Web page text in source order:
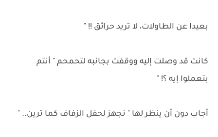
بعيدا عن الطاولات، لا تريد حرائق !! "
كانت قد وصلت إليه ووقفت بجانبه لتحمحم " أنتم
بتعملوا إيه ؟! "
أجاب دون أن ينظر لها " نجهز لحفل الزفاف كما ترين.. "